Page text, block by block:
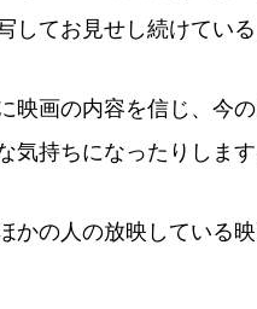
してお見せし続けてい
映画の内容を信じ、今
気持ちになったりします
かの人の放映している